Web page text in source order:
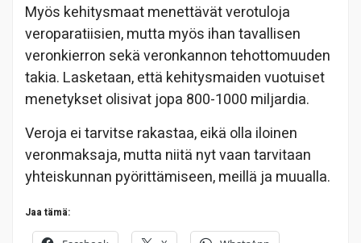
Myös kehitysmaat menettävät verotuloja
veroparatiisien, mutta myös ihan tavallisen
veronkierron sekä veronkannon tehottomuuden
takia. Lasketaan, että kehitysmaiden vuotuiset
menetykset olisivat jopa 800-1000 miljardia.
Veroja ei tarvitse rakastaa, eikä olla iloinen
veronmaksaja, mutta niitä nyt vaan tarvitaan
yhteiskunnan pyörittämiseen, meillä ja muualla.
Jaa tämä: